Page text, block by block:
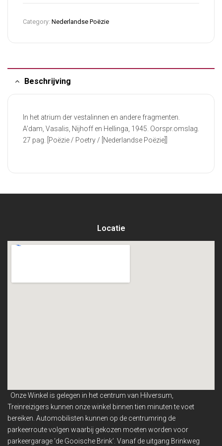
Category: Nederlandse Poëzie
Beschrijving
In het atrium der vestalinnen en andere fragmenten.
A’dam, Vasalis, Nijhoff en Hellinga, 1945. Oorspr.omslag.
27 pag. [Poëzie / Poetry / [Nederlandse Poëzie]]
Locatie
Onze Winkel is gelegen in het centrum van Hilversum,
Treinreizigers kunnen onze winkel binnentien minuten te voet
bereiken. Automobilisten kunnen op de centrumring de
parkeerroute volgen waarbij gekozen moeten worden voor
parkeergarage ‘de Gooische Brink’. Vanaf de uitgang Brinkweg